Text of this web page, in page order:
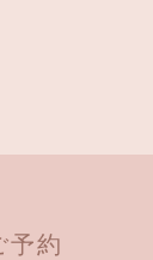
予約